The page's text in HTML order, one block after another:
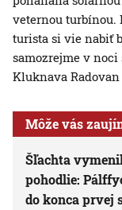
veternou turbínou.
turista si vie nabiť
samozrejme v noci
Kluknava
Môže vás
Šľachta
pohodlie:
do konca prvej